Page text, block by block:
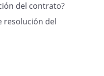
del contrato?
resolución del